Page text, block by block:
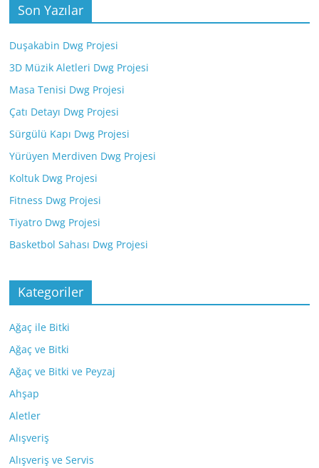
Son Yazılar
Duşakabin Dwg Projesi
3D Müzik Aletleri Dwg Projesi
Masa Tenisi Dwg Projesi
Çatı Detayı Dwg Projesi
Sürgülü Kapı Dwg Projesi
Yürüyen Merdiven Dwg Projesi
Koltuk Dwg Projesi
Fitness Dwg Projesi
Tiyatro Dwg Projesi
Basketbol Sahası Dwg Projesi
Kategoriler
Ağaç ile Bitki
Ağaç ve Bitki
Ağaç ve Bitki ve Peyzaj
Ahşap
Aletler
Alışveriş
Alışveriş ve Servis